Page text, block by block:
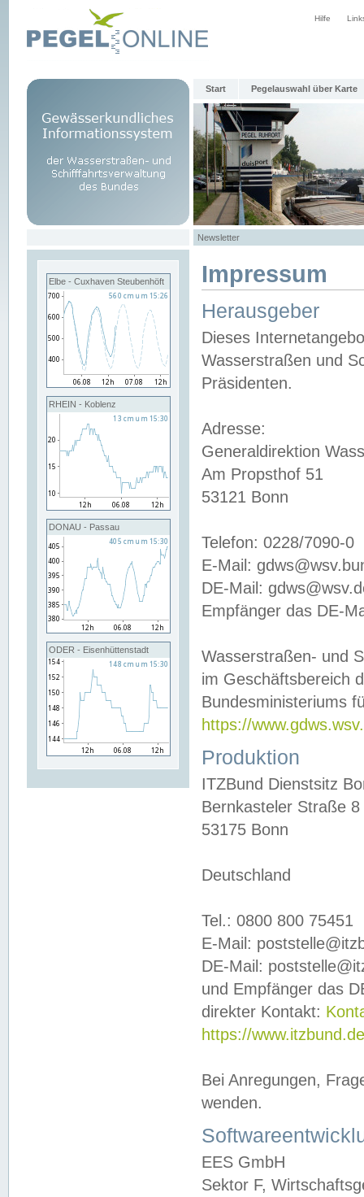
Hilfe
Start Pegelauswahl über Karte
Newsletter
Elbe - Cuxhaven Steubenhöft
RHEIN - Koblenz
DONAU - Passau
ODER - Eisenhüttenstadt
Impressum
Herausgeber
Dieses
Wasserstraßen und
Präsidenten.
Adresse:
Generaldirektion
Am Propsthof 51
53121 Bonn
Telefon: 0228/7090-0
E-Mail:
DE-Mail:
Empfänger das DE-
Wasserstraßen- und
im Geschäftsbereich
Bundesministeriums
https://
Produktion
ITZBund Dienstsitz
Bernkasteler Straße 8
53175 Bonn
Deutschland
Tel.: 0800 800 75451
E-Mail:
DE-Mail:
und Empfänger das
direkter Kontakt:
https://
Bei Anregungen,
wenden.
EES GmbH
Sektor F,